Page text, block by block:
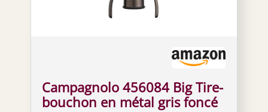
Campagnolo 456084 Big Tire-
bouchon en métal gris foncé